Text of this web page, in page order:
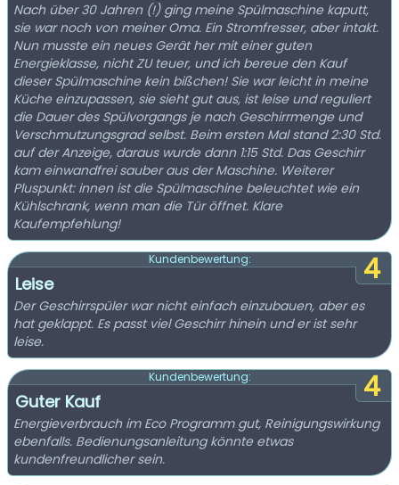
Nach über 30 Jahren (!) ging meine Spülmaschine kaputt,
sie war noch von meiner Oma. Ein Stromfresser, aber intakt.
Nun musste ein neues Gerät her mit einer guten
Energieklasse, nicht ZU teuer, und ich bereue den Kauf
dieser Spülmaschine kein bißchen! Sie war leicht in meine
Küche einzupassen, sie sieht gut aus, ist leise und reguliert
die Dauer des Spülvorgangs je nach Geschirrmenge und
Verschmutzungsgrad selbst. Beim ersten Mal stand 2:30 Std.
auf der Anzeige, daraus wurde dann 1:15 Std. Das Geschirr
kam einwandfrei sauber aus der Maschine. Weiterer
Pluspunkt: innen ist die Spülmaschine beleuchtet wie ein
Kühlschrank, wenn man die Tür öffnet. Klare
Kaufempfehlung!
4
Kundenbewertung:
Leise
Der Geschirrspüler war nicht einfach einzubauen, aber es
hat geklappt. Es passt viel Geschirr hinein und er ist sehr
leise.
4
Kundenbewertung:
Guter Kauf
Energieverbrauch im Eco Programm gut, Reinigungswirkung
ebenfalls. Bedienungsanleitung könnte etwas
kundenfreundlicher sein.